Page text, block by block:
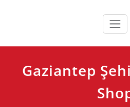
Gaziantep